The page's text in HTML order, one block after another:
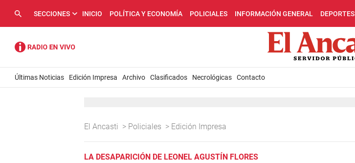
SECCIONES INICIO POLÍTICA Y ECONOMÍA POLICIALES INFORMACIÓN GENERAL DEPORTES
Últimas Noticias Edición Impresa Archivo Clasificados Necrológicas Contacto
El Ancasti > Policiales > Edición Impresa
LA DESAPARICIÓN DE LEONEL AGUSTÍN FLORES